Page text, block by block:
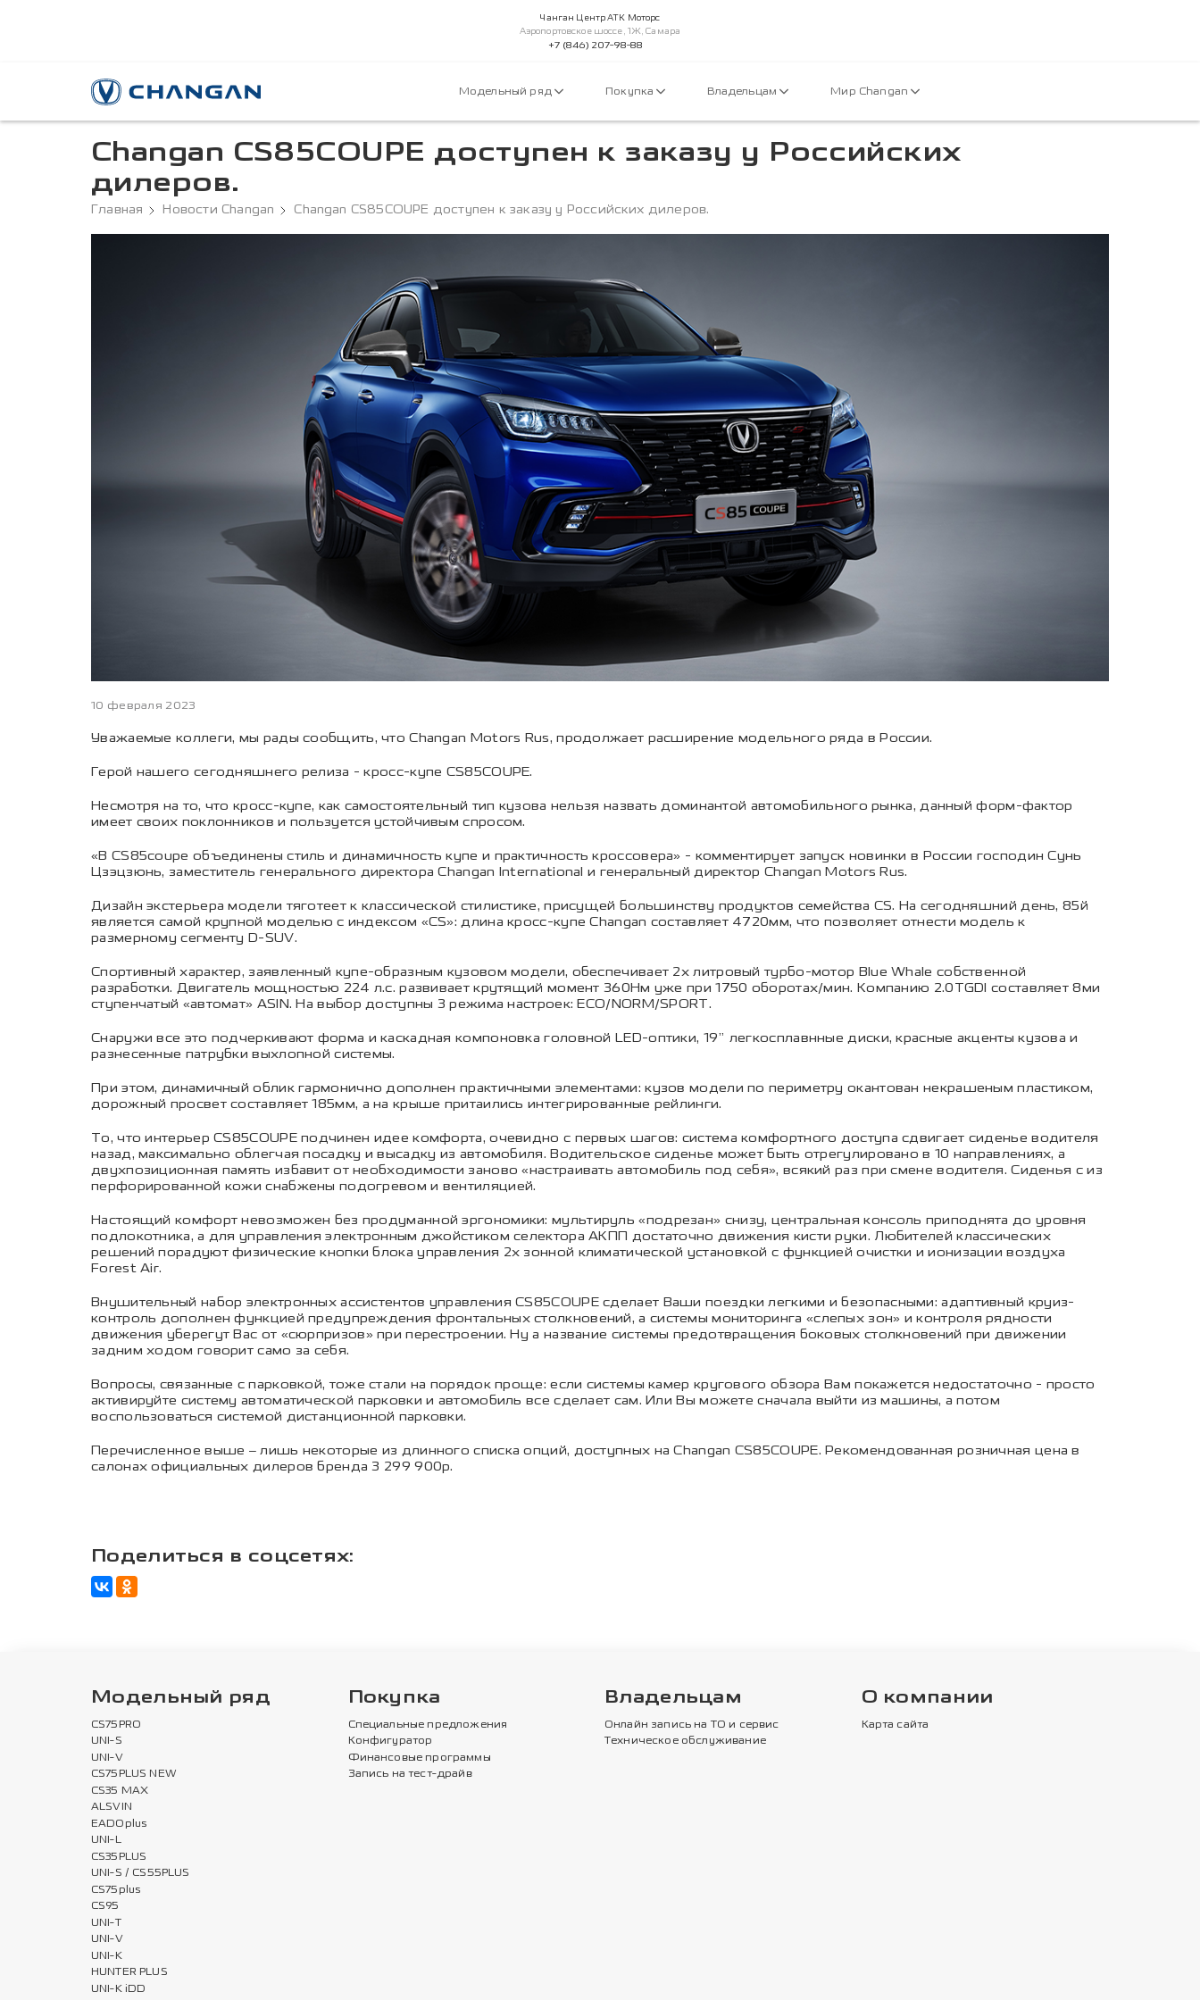
Чанган Центр АТК Моторс
Аэропортовское шоссе, 1Ж, Самара
+7 (846) 207-98-88
Модельный ряд Покупка Владельцам Мир Changan
Changan СS85COUPE доступен к заказу у Российских
дилеров.
Главная Новости Changan Changan СS85COUPE доступен к заказу у Российских дилеров.
10 февраля 2023
Уважаемые коллеги, мы рады сообщить, что Changan Motors Rus, продолжает расширение модельного ряда в России.
Герой нашего сегодняшнего релиза - кросс-купе CS85COUPE.
Несмотря на то, что кросс-купе, как самостоятельный тип кузова нельзя назвать доминантой автомобильного рынка, данный форм-фактор
имеет своих поклонников и пользуется устойчивым спросом.
«В CS85coupe объединены стиль и динамичность купе и практичность кроссовера» - комментирует запуск новинки в России господин Сунь
Цзэцзюнь, заместитель генерального директора Changan International и генеральный директор Changan Motors Rus.
Дизайн экстерьера модели тяготеет к классической стилистике, присущей большинству продуктов семейства CS. На сегодняшний день, 85й
является самой крупной моделью с индексом «CS»: длина кросс-купе Changan составляет 4720мм, что позволяет отнести модель к
размерному сегменту D-SUV.
Спортивный характер, заявленный купе-образным кузовом модели, обеспечивает 2х литровый турбо-мотор Blue Whale собственной
разработки. Двигатель мощностью 224 л.с. развивает крутящий момент 360Нм уже при 1750 оборотах/мин. Компанию 2.0TGDI составляет 8ми
ступенчатый «автомат» ASIN. На выбор доступны 3 режима настроек: ECO/NORM/SPORT.
Снаружи все это подчеркивают форма и каскадная компоновка головной LED-оптики, 19” легкосплавнные диски, красные акценты кузова и
разнесенные патрубки выхлопной системы.
При этом, динамичный облик гармонично дополнен практичными элементами: кузов модели по периметру окантован некрашеным пластиком,
дорожный просвет составляет 185мм, а на крыше притаились интегрированные рейлинги.
То, что интерьер CS85COUPE подчинен идее комфорта, очевидно с первых шагов: система комфортного доступа сдвигает сиденье водителя
назад, максимально облегчая посадку и высадку из автомобиля. Водительское сиденье может быть отрегулировано в 10 направлениях, а
двухпозиционная память избавит от необходимости заново «настраивать автомобиль под себя», всякий раз при смене водителя. Сиденья с из
перфорированной кожи снабжены подогревом и вентиляцией.
Настоящий комфорт невозможен без продуманной эргономики: мультируль «подрезан» снизу, центральная консоль приподнята до уровня
подлокотника, а для управления электронным джойстиком селектора АКПП достаточно движения кисти руки. Любителей классических
решений порадуют физические кнопки блока управления 2х зонной климатической установкой с функцией очистки и ионизации воздуха
Forest Air.
Внушительный набор электронных ассистентов управления CS85COUPE сделает Ваши поездки легкими и безопасными: адаптивный круиз-
контроль дополнен функцией предупреждения фронтальных столкновений, а системы мониторинга «слепых зон» и контроля рядности
движения уберегут Вас от «сюрпризов» при перестроении. Ну а название системы предотвращения боковых столкновений при движении
задним ходом говорит само за себя.
Вопросы, связанные с парковкой, тоже стали на порядок проще: если системы камер кругового обзора Вам покажется недостаточно - просто
активируйте систему автоматической парковки и автомобиль все сделает сам. Или Вы можете сначала выйти из машины, а потом
воспользоваться системой дистанционной парковки.
Перечисленное выше – лишь некоторые из длинного списка опций, доступных на Changan CS85COUPE. Рекомендованная розничная цена в
салонах официальных дилеров бренда 3 299 900р.
Поделиться в соцсетях:
Модельный ряд
CS75PRO
UNI-S
UNI-V
CS75PLUS NEW
CS35 MAX
ALSVIN
EADOplus
UNI-L
CS35PLUS
UNI-S / CS55PLUS
CS75plus
CS95
UNI-T
UNI-V
UNI-K
HUNTER PLUS
UNI-K iDD
Покупка
Специальные предложения
Конфигуратор
Финансовые программы
Запись на тест-драйв
Владельцам
Онлайн запись на ТО и сервис
Техническое обслуживание
О компании
Карта сайта